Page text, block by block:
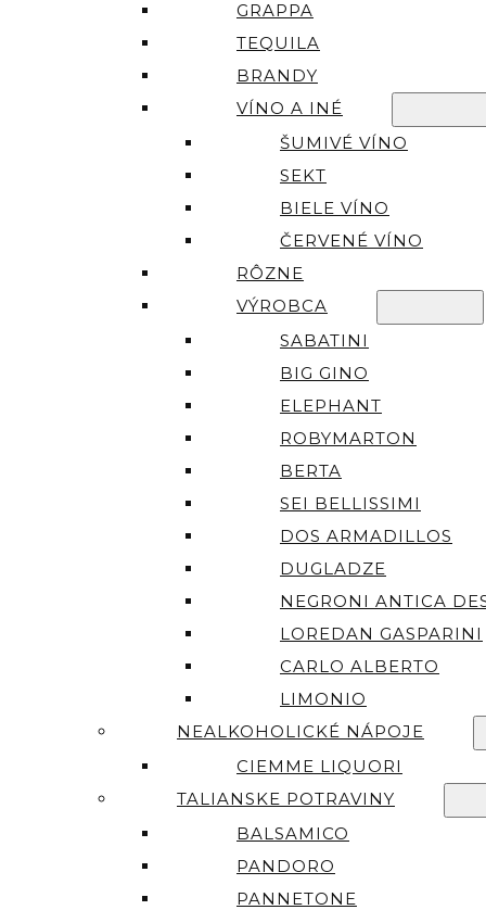
GRAPPA
TEQUILA
BRANDY
VÍNO A INÉ
ŠUMIVÉ VÍNO
SEKT
BIELE VÍNO
ČERVENÉ VÍNO
RÔZNE
VÝROBCA
SABATINI
BIG GINO
ELEPHANT
ROBYMARTON
BERTA
SEI BELLISSIMI
DOS ARMADILLOS
DUGLADZE
NEGRONI ANTICA
LOREDAN GASPARINI
CARLO ALBERTO
LIMONIO
NEALKOHOLICKÉ NÁPOJE
CIEMME LIQUORI
TALIANSKE POTRAVINY
BALSAMICO
PANDORO
PANNETONE